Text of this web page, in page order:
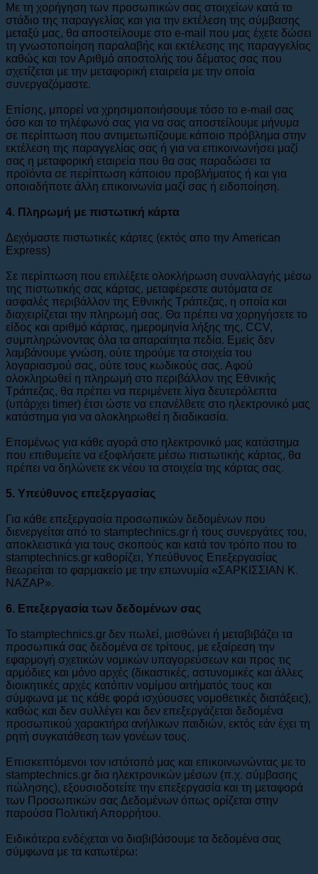
Με τη χορήγηση των προσωπικών σας στοιχείων κατά το
στάδιο της παραγγελίας και για την εκτέλεση της σύμβασης
μεταξύ μας, θα αποστείλουμε στο e-mail που μας έχετε δώσει
τη γνωστοποίηση παραλαβής και εκτέλεσης της παραγγελίας
καθώς και τον Αριθμό αποστολής του δέματος σας που
σχετίζεται με την μεταφορική εταιρεία με την οποία
συνεργαζόμαστε.
Επίσης, μπορεί να χρησιμοποιήσουμε τόσο το e-mail σας
όσο και το τηλέφωνό σας για να σας αποστείλουμε μήνυμα
σε περίπτωση που αντιμετωπίζουμε κάποιο πρόβλημα στην
εκτέλεση της παραγγελίας σας ή για να επικοινωνήσει μαζί
σας η μεταφορική εταιρεία που θα σας παραδώσει τα
προϊόντα σε περίπτωση κάποιου προβλήματος ή και για
οποιαδήποτε άλλη επικοινωνία μαζί σας ή ειδοποίηση.
4. Πληρωμή με πιστωτική κάρτα
Δεχόμαστε πιστωτικές κάρτες (εκτός απο την American
Express)
Σε περίπτωση που επιλέξετε ολοκλήρωση συναλλαγής μέσω
της πιστωτικής σας κάρτας, μεταφέρεστε αυτόματα σε
ασφαλές περιβάλλον της Εθνικής Τράπεζας, η οποία και
διαχειρίζεται την πληρωμή σας. Θα πρέπει να χορηγήσετε το
είδος και αριθμό κάρτας, ημερομηνία λήξης της, CCV,
συμπληρώνοντας όλα τα απαραίτητα πεδία. Εμείς δεν
λαμβάνουμε γνώση, ούτε τηρούμε τα στοιχεία του
λογαριασμού σας, ούτε τους κωδικούς σας. Αφού
ολοκληρωθεί η πληρωμή στο περιβάλλον της Εθνικής
Τράπεζας, θα πρέπει να περιμένετε λίγα δευτερόλεπτα
(υπάρχει timer) έτσι ώστε να επανέλθετε στο ηλεκτρονικό μας
κατάστημα για να ολοκληρωθεί η διαδικασία.
Επομένως για κάθε αγορά στο ηλεκτρονικό μας κατάστημα
που επιθυμείτε να εξοφλήσετε μέσω πιστωτικής κάρτας, θα
πρέπει να δηλώνετε εκ νέου τα στοιχεία της κάρτας σας.
5. Υπεύθυνος επεξεργασίας
Για κάθε επεξεργασία προσωπικών δεδομένων που
διενεργείται από το stamptechnics.gr ή τους συνεργάτες του,
αποκλειστικά για τους σκοπούς και κατά τον τρόπο που το
stamptechnics.gr καθορίζει, Υπεύθυνος Επεξεργασίας
θεωρείται το φαρμακείο με την επωνυμία «ΣΑΡΚΙΣΣΙΑΝ Κ.
ΝΑΖΑΡ».
6. Eπεξεργασία των δεδομένων σας
To stamptechnics.gr δεν πωλεί, μισθώνει ή μεταβιβάζει τα
προσωπικά σας δεδομένα σε τρίτους, με εξαίρεση την
εφαρμογή σχετικών νομικών υπαγορεύσεων και προς τις
αρμόδιες και μόνο αρχές (δικαστικές, αστυνομικές και άλλες
διοικητικές αρχές κατόπιν νομίμου αιτήματός τους και
σύμφωνα με τις κάθε φορά ισχύουσες νομοθετικές διατάξεις),
καθώς και δεν συλλέγει και δεν επεξεργάζεται δεδομένα
προσωπικού χαρακτήρα ανήλικων παιδιών, εκτός εάν έχει τη
ρητή συγκατάθεση των γονέων τους.
Επισκεπτόμενοι τον ιστότοπό μας και επικοινωνώντας με το
stamptechnics.gr δια ηλεκτρονικών μέσων (π.χ. σύμβασης
πώλησης), εξουσιοδοτείτε την επεξεργασία και τη μεταφορά
των Προσωπικών σας Δεδομένων όπως ορίζεται στην
παρούσα Πολιτική Απορρήτου.
Ειδικότερα ενδέχεται να διαβιβάσουμε τα δεδομένα σας
σύμφωνα με τα κατωτέρω: